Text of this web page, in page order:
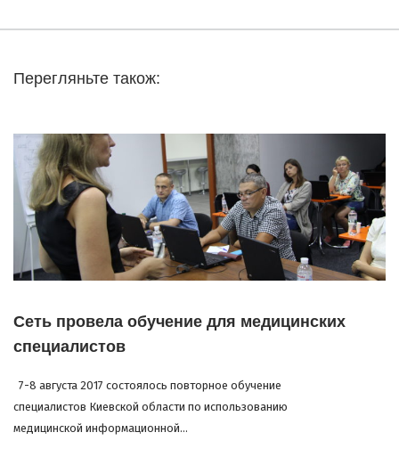
Перегляньте також:
Сеть провела обучение для медицинских
специалистов
7-8 августа 2017 состоялось повторное обучение
специалистов Киевской области по использованию
медицинской информационной...